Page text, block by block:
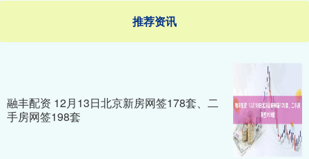
推荐资讯
融丰配资 12月13日北京新房网签178套、二
手房网签198套